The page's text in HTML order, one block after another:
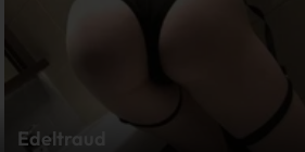
Edeltraud